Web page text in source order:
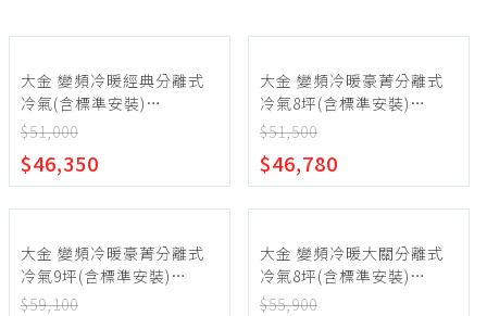
大金 變頻冷暖經典分離式
冷氣(含標準安裝)
【RHF60VAVLT-
$51,000
$46,350
大金 變頻冷暖豪菁分離式
冷氣8坪(含標準安裝)
【RHF50ZVLT-
$51,500
$46,780
大金 變頻冷暖豪菁分離式
冷氣9坪(含標準安裝)
【RHF60ZVLT-
$59,100
大金 變頻冷暖大關分離式
冷氣8坪(含標準安裝)
【RXV50ZVLT-
$55,900